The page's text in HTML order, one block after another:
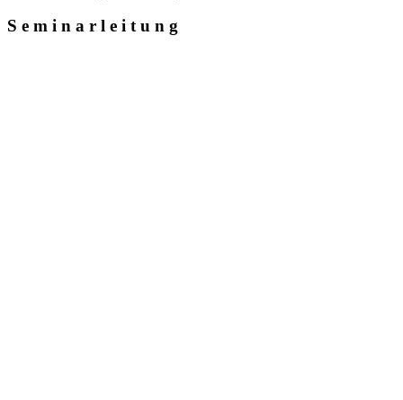
S e m i n a r l e i t u n g